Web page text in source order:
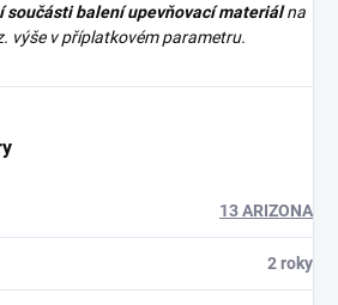
součásti balení upevňovací materiálna
výše v příplatkovém parametru.
13 ARIZONA
2 roky